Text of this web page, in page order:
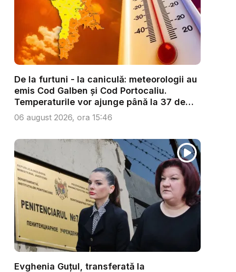
De la furtuni - la caniculă: meteorologii au
emis Cod Galben și Cod Portocaliu.
Temperaturile vor ajunge până la 37 de
g...
06 august 2026, ora 15:46
Evghenia Guțul, transferată la